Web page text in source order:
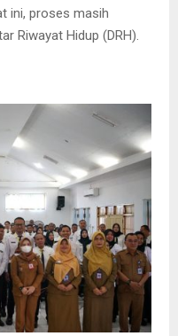
ini, proses masih
Riwayat Hidup (DRH).